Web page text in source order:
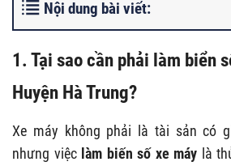
Nội dung bài viết:
1. Tại sao cần phải làm biển
Huyện Hà Trung?
Xe máy không phải là tài sản có
nhưng việc làm biến số xe máy là